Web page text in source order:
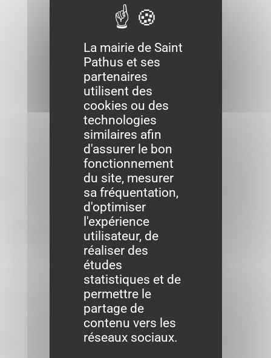
Formalités
administratives
La mairie de Saint
Pathus et ses
partenaires
utilisent des
cookies ou des
technologies
similaires afin
d'assurer le bon
fonctionnement
du site, mesurer
sa fréquentation,
d'optimiser
l'expérience
utilisateur, de
réaliser des
études
statistiques et de
permettre le
partage de
contenu vers les
réseaux sociaux.